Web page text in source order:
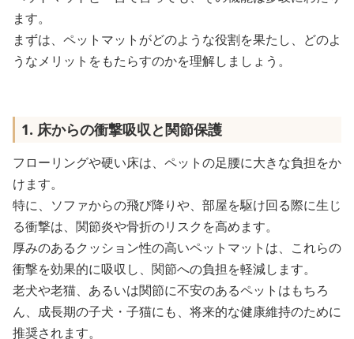
ます。
まずは、ペットマットがどのような役割を果たし、どのよ
うなメリットをもたらすのかを理解しましょう。
1. 床からの衝撃吸収と関節保護
フローリングや硬い床は、ペットの足腰に大きな負担をか
けます。
特に、ソファからの飛び降りや、部屋を駆け回る際に生じ
る衝撃は、関節炎や骨折のリスクを高めます。
厚みのあるクッション性の高いペットマットは、これらの
衝撃を効果的に吸収し、関節への負担を軽減します。
老犬や老猫、あるいは関節に不安のあるペットはもちろ
ん、成長期の子犬・子猫にも、将来的な健康維持のために
推奨されます。